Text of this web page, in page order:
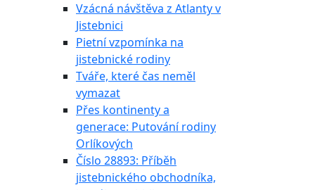
Vzácná návštěva z Atlanty v
Jistebnici
Pietní vzpomínka na
jistebnické rodiny
Tváře, které čas neměl
vymazat
Přes kontinenty a
generace: Putování rodiny
Orlíkových
Číslo 28893: Příběh
jistebnického obchodníka,